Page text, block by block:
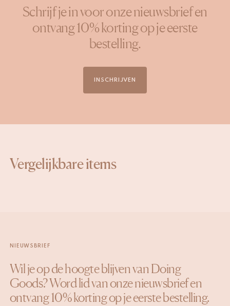
Schrijf je in voor onze nieuwsbrief en
ontvang 10% korting op je eerste
bestelling.
INSCHRIJVEN
Vergelijkbare items
NIEUWSBRIEF
Wil je op de hoogte blijven van Doing
Goods? Word lid van onze nieuwsbrief en
ontvang 10% korting op je eerste bestelling.